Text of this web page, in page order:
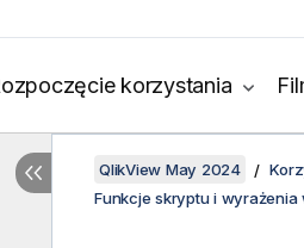
korzystania
QlikView May 2024
Funkcje skryptu i wyrażenia